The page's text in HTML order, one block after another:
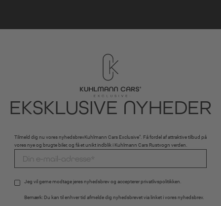
EKSKLUSIVE NYHEDER
Tilmeld dig nu vores nyhedsbrevKuhlmann Cars Exclusive". Få fordel af attraktive tilbud på
vores nye og brugte biler, og få et unikt indblik i Kuhlmann Cars Rustvogn verden.
Jeg vil gerne modtage jeres nyhedsbrev og accepterer privatlivspolitikken.
Bemærk: Du kan til enhver tid afmelde dig nyhedsbrevet via linket i vores nyhedsbrev.